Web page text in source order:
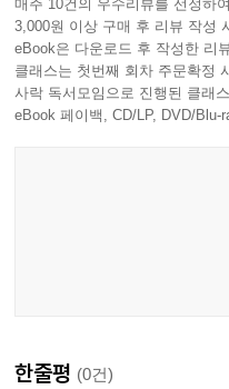
매주 10건의 우수리뷰를 선정하
3,000원 이상 구매 후 리뷰 작성
eBook은 다운로드 후 작성한 리
클래스는 첫번째 회차 주문확정
사락 독서모임으로 진행된 클래
eBook 페이백, CD/LP, DVD/
한줄평 (0건)